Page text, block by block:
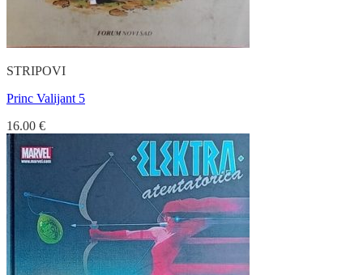
STRIPOVI
Princ Valijant 5
16.00 €